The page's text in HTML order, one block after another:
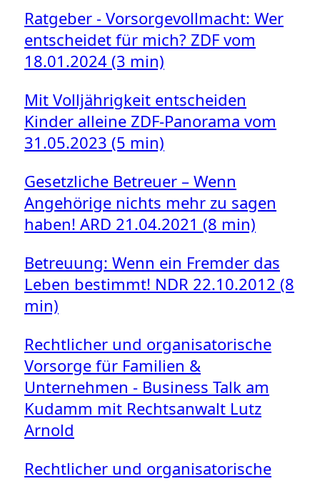
Ratgeber - Vorsorgevollmacht: Wer
entscheidet für mich? ZDF vom
18.01.2024 (3 min)
Mit Volljährigkeit entscheiden
Kinder alleine ZDF-Panorama vom
31.05.2023 (5 min)
Gesetzliche Betreuer – Wenn
Angehörige nichts mehr zu sagen
haben! ARD 21.04.2021 (8 min)
Betreuung: Wenn ein Fremder das
Leben bestimmt! NDR 22.10.2012 (8
min)
Rechtlicher und organisatorische
Vorsorge für Familien &
Unternehmen - Business Talk am
Kudamm mit Rechtsanwalt Lutz
Arnold
Rechtlicher und organisatorische